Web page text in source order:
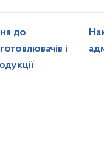
до
і